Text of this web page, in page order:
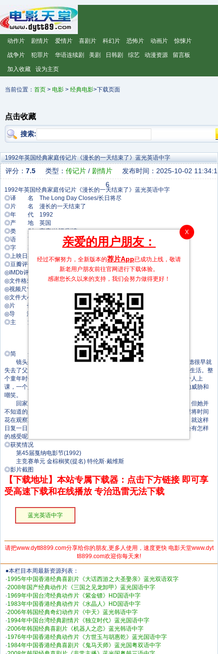
动作片 剧情片 爱情片 喜剧片 科幻片 恐怖片 动画片 惊悚片
战争片 犯罪片 华语连续剧 美剧 日韩剧 综艺 动漫资源 留言板
加入收藏 设为主页
当前位置： 首页 > 电影 > 经典电影>下载页面
点击收藏
搜索:
1992年英国经典家庭传记片《漫长的一天结束了》蓝光英语中字
评分： 7.5 类型： 传记片 / 剧情片
发布时间：2025-10-02 11:34:1
6
◎译 名 The Long Day Closes/长日将尽
◎片 名 漫长的一天结束了
◎年 代 1992
◎产 地 英国
◎类 别 家庭/传记/剧情
◎语 言 英语
◎字 幕 中文字幕
◎上映日期 1992-05-22(英国)
◎豆瓣评分 7.5/10 from 1244 users
◎IMDb评分 7.3/10 from 4300 users
◎文件格式 x264 + ACC
◎视频尺寸 1920 x 1080
◎文件大小 2697 MB
◎片 长 85 Mins
◎导 演 特伦斯·戴维斯
◎主 演 玛乔丽·耶茨
尼古拉斯·拉蒙特
帕特里西亚·莫里森
◎简 介
镜头聚焦在一个名叫巴德（Leigh McCormack 饰）的男孩身上，巴德很早就
失去了父亲，和母亲（Marjorie Yates 饰）以及哥哥一起过着相依为命的生活。整
个童年时代在巴德的回忆里都笼罩在孤独和寂寞之中，在学校里，他一个人上
课，一个人发呆，一个人回家，还要是不是的提防班上强壮的男生对他的威胁和
嘲笑。
回家后，巴德也总是一个人待着，母亲建议他多和朋友们在一起玩，但她并
不知道的是，巴德甚至都没有一个能真正称得上朋友的伙伴。巴德整日里将时间
花在观察凝听这个世界和胡思乱想上，入夜，可怕的噩梦便会找上门来。就这样
日复一日，巴德长大了，当再度回忆这段平凡而又独特的童年时，巴德会有怎样
的感受呢？
◎获奖情况
第45届戛纳电影节(1992)
主竞赛单元 金棕榈奖(提名) 特伦斯·戴维斯
◎影片截图
【下载地址】本站专属下载器：点击下方链接 即可享
受高速下载和在线播放 专治迅雷无法下载
蓝光英语中字
请把www.dytt8899.com分享给你的朋友,更多人使用，速度更快 电影天堂www.dyt
t8899.com欢迎你每天来!
●本栏目本周最新资源列表：
·1995年中国香港经典喜剧片《大话西游之大圣娶亲》蓝光双语双字
·2008年国产经典动作片《三国之见龙卸甲》蓝光国语中字
·1969年中国台湾经典动作片《紫金镖》HD国语中字
·1983年中国香港经典动作片《水晶人》HD国语中字
·2006年韩国经典奇幻动作片《中天》蓝光韩语中字
·1994年中国台湾经典剧情片《独立时代》蓝光国语中字
·2006年韩国经典喜剧片《机器人之恋》蓝光韩语中字
·1976年中国香港经典动作片《方世玉与胡惠乾》蓝光国语中字
·1984年中国香港经典喜剧片《鬼马天师》蓝光国粤双语中字
X
亲爱的用户朋友：
经过不懈努力，全新版本的荐片App已成功上线，敬请
新老用户朋友前往官网进行下载体验。
感谢您长久以来的支持，我们会努力做得更好！